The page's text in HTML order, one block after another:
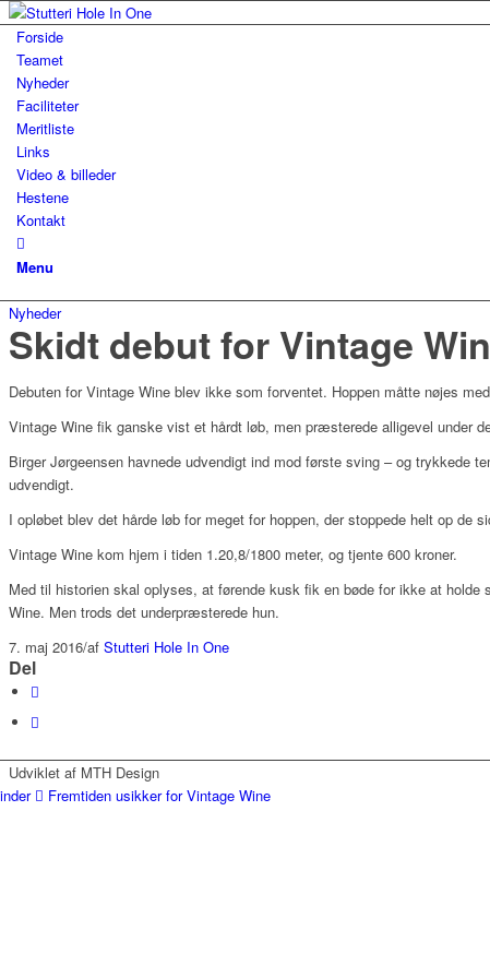
Forside
Teamet
Nyheder
Faciliteter
Meritliste
Links
Video & billeder
Hestene
Kontakt
Menu
Nyheder
Skidt debut for Vintage
Debuten for Vintage Wine blev ikke som forventet. Hoppen måtte nøjes
Vintage Wine fik ganske vist et hårdt løb, men præsterede alligevel under
Birger Jørgeensen havnede udvendigt ind mod første sving – og trykkede
udvendigt.
I opløbet blev det hårde løb for meget for hoppen, der stoppede helt op de
Vintage Wine kom hjem i tiden 1.20,8/1800 meter, og tjente 600 kroner.
Med til historien skal oplyses, at førende kusk fik en bøde for ikke at
Wine. Men trods det underpræsterede hun.
7. maj 2016/af Stutteri Hole In One
Del
Udviklet af MTH Design
Fremtiden usikker for Vintage Wine